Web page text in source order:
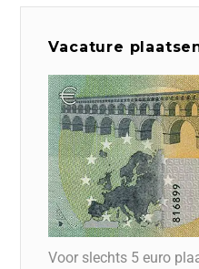
Vacature
Voor slechts 5 euro